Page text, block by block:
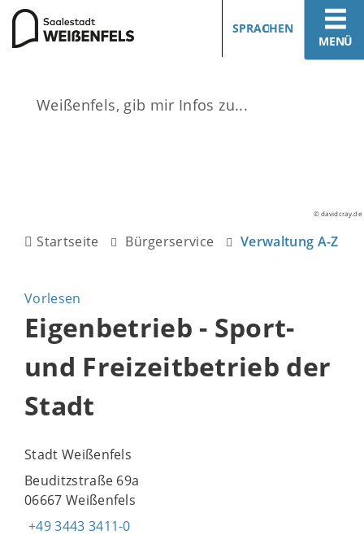
MENÜ
SPRACHEN
© davidcray.de
Startseite Bürgerservice Verwaltung A-Z
Vorlesen
Eigenbetrieb - Sport-
und Freizeitbetrieb der
Stadt
Stadt Weißenfels
Beuditzstraße 69a
06667 Weißenfels
+49 3443 3411-0